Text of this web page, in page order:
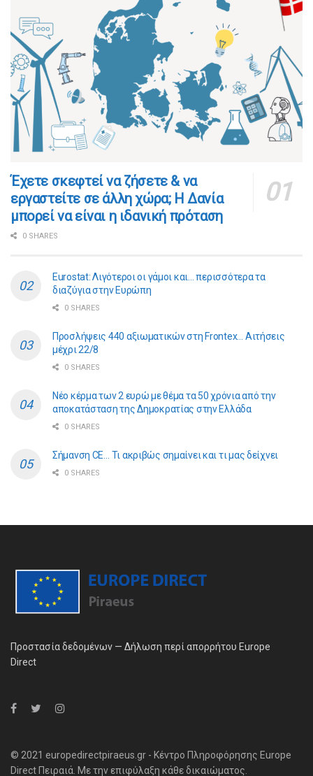
​​Έχετε σκεφτεί να ζήσετε & να
εργαστείτε σε άλλη χώρα; Η Δανία
μπορεί να είναι η ιδανική πρόταση
0 SHARES
Eurostat: Λιγότεροι οι γάμοι και… περισσότερα τα
διαζύγια στην Ευρώπη
0 SHARES
Προσλήψεις 440 αξιωματικών στη Frontex… Αιτήσεις
μέχρι 22/8
0 SHARES
Νέο κέρμα των 2 ευρώ με θέμα τα 50 χρόνια από την
αποκατάσταση της Δημοκρατίας στην Ελλάδα
0 SHARES
Σήμανση CE… Τι ακριβώς σημαίνει και τι μας δείχνει
0 SHARES
Προστασία δεδομένων — Δήλωση περί απορρήτου Europe
Direct
© 2021 europedirectpiraeus.gr - Κέντρο Πληροφόρησης Europe
Direct Πειραιά. Με την επιφύλαξη κάθε δικαιώματος.